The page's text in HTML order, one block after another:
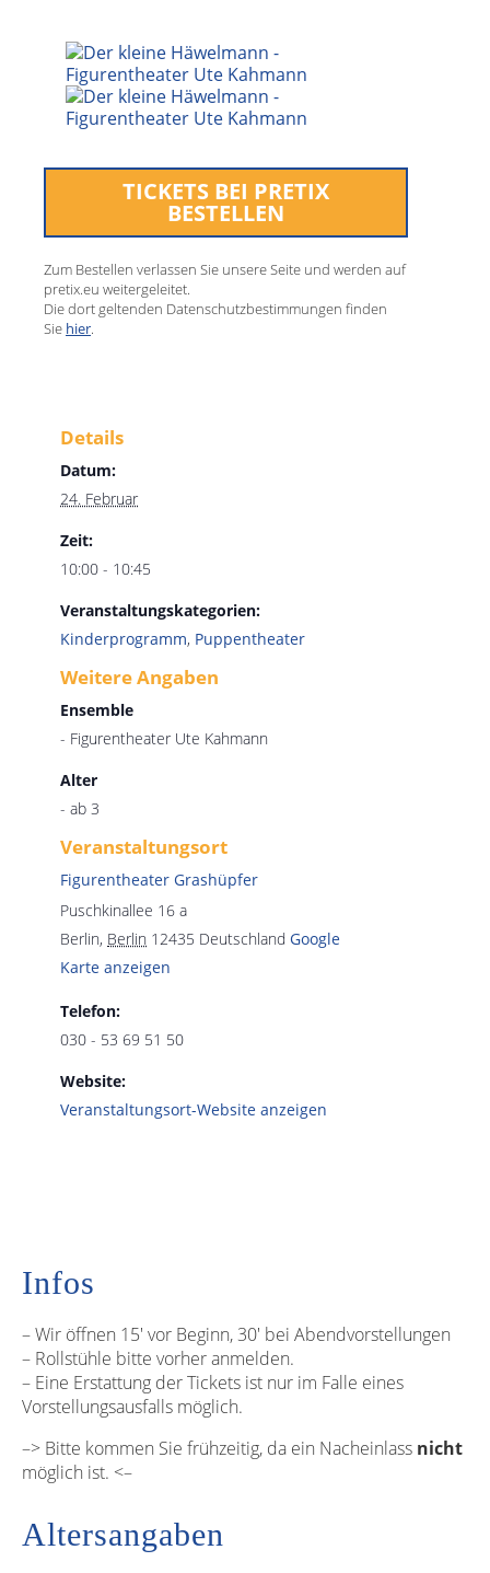
TICKETS BEI PRETIX
BESTELLEN
Zum Bestellen verlassen Sie unsere Seite und werden auf
pretix.eu weitergeleitet.
Die dort geltenden Datenschutzbestimmungen finden
Sie hier.
Details
Datum:
24. Februar
Zeit:
10:00 - 10:45
Veranstaltungskategorien:
Kinderprogramm, Puppentheater
Veranstaltungsort
Figurentheater Grashüpfer
Puschkinallee 16 a
Berlin, Berlin 12435 Deutschland Google
Karte anzeigen
Telefon:
030 - 53 69 51 50
Website:
Veranstaltungsort-Website anzeigen
Weitere Angaben
Ensemble
- Figurentheater Ute Kahmann
Alter
- ab 3
Infos
– Wir öffnen 15′ vor Beginn, 30′ bei Abendvorstellungen
– Rollstühle bitte vorher anmelden.
– Eine Erstattung der Tickets ist nur im Falle eines
Vorstellungsausfalls möglich.
–> Bitte kommen Sie frühzeitig, da ein Nacheinlass nicht
möglich ist. <–
Altersangaben